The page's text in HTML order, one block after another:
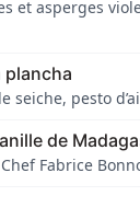
et asperges
plancha
seiche, pesto
de
Fabrice